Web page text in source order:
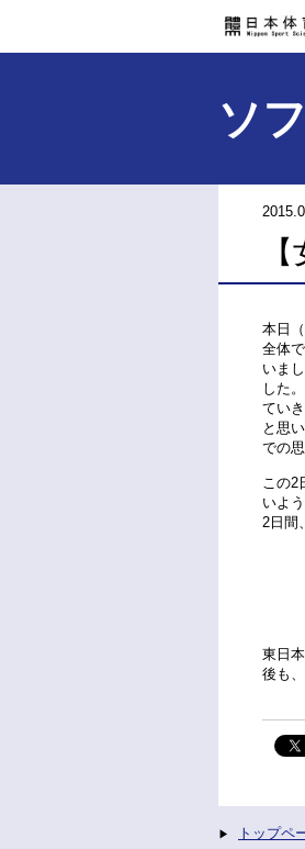
ソ
本日
全体
いま
した
てい
と思
での
この2
いよ
2日間
東日
後も
トップペ